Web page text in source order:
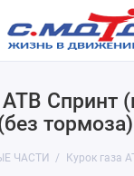
АТВ Спринт
ЧАСТИ Курок газа